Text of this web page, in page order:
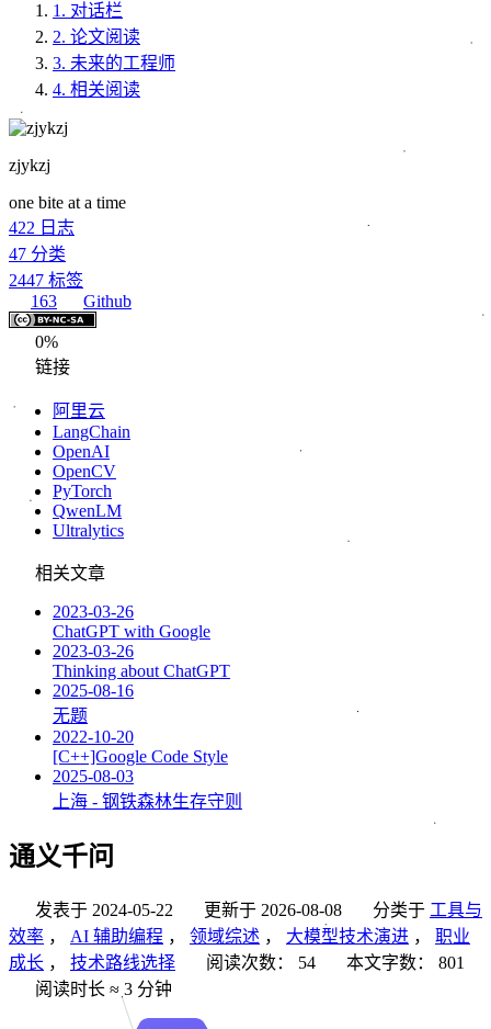
1. 对话栏
2. 论文阅读
3. 未来的工程师
4. 相关阅读
zjykzj
one bite at a time
422 日志
47 分类
2447 标签
163
Github
0%
链接
阿里云
LangChain
OpenAI
OpenCV
PyTorch
QwenLM
Ultralytics
相关文章
2023-03-26
ChatGPT with Google
2023-03-26
Thinking about ChatGPT
2025-08-16
无题
2022-10-20
[C++]Google Code Style
2025-08-03
上海 - 钢铁森林生存守则
通义千问
发表于 2024-05-22 更新于 2026-08-08 分类于 工具与
效率 ， AI 辅助编程 ， 领域综述 ， 大模型技术演进 ， 职业
成长 ， 技术路线选择 阅读次数： 54 本文字数：
801
阅读时长 ≈ 3 分钟